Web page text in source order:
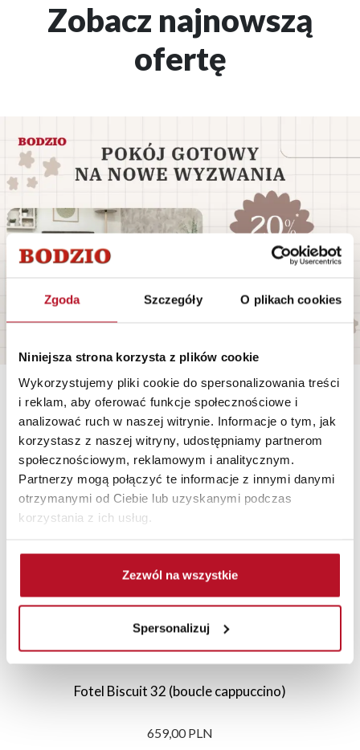
Zgoda Szczegóły O plikach cookies
Niniejsza strona korzysta z plików cookie
Wykorzystujemy pliki cookie do spersonalizowania treści
i reklam, aby oferować funkcje społecznościowe i
analizować ruch w naszej witrynie. Informacje o tym, jak
korzystasz z naszej witryny, udostępniamy partnerom
społecznościowym, reklamowym i analitycznym.
Partnerzy mogą połączyć te informacje z innymi danymi
otrzymanymi od Ciebie lub uzyskanymi podczas
korzystania z ich usług.
Zezwól na wszystkie
Spersonalizuj
Zobacz najnowszą
ofertę
Polecane Nowości Sale
Fotel Biscuit 32 (boucle cappuccino)
659,00 PLN